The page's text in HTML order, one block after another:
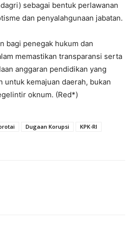
sebagai bentuk perlawanan
dan penyalahgunaan jabatan.
bagi penegak hukum dan
memastikan transparansi serta
anggaran pendidikan yang
untuk kemajuan daerah, bukan
oknum. (Red*)
Dugaan Korupsi
KPK-RI